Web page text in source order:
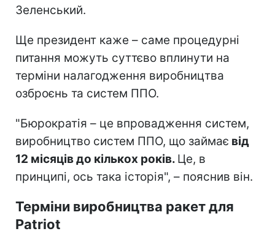
Зеленський.
Ще президент каже – саме процедурні
питання можуть суттєво вплинути на
терміни налагодження виробництва
озброєнь та систем ППО.
"Бюрократія – це впровадження систем,
виробництво систем ППО, що займає від
12 місяців до кількох років. Це, в
принципі, ось така історія", – пояснив він.
Терміни виробництва ракет для
Patriot